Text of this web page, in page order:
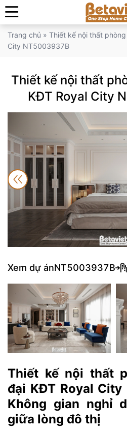
Trang chủ » Thiết kế nội thất
City NT5003937B
Thiết kế nội thất
KĐT Royal City
Xem dự ánNT5003937B
Thiết kế nội thất
đại KĐT Royal
Không gian nghỉ
giữa lòng đô thị